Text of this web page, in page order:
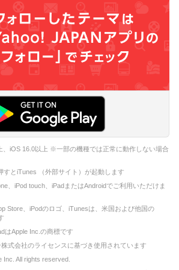
、iOS 16.0以上 ※一部の機種では正常に動作しない場合
すとiTunes （外部サイト）が起動します
、iPod touch、iPadまたはAndroidでご利用いただけま
Store、iPodのロゴ、iTunesは、米国および他国の
はApple Inc.の商標です
式会社のライセンスに基づき使用されています
Inc. All rights reserved.